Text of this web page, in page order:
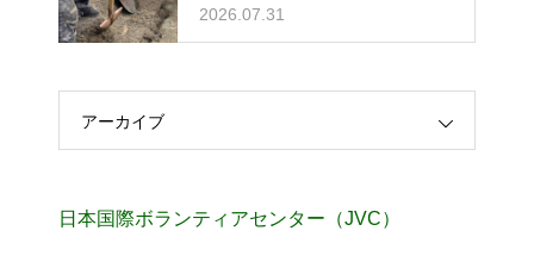
する
2026.07.31
アーカイブ
日本国際ボランティアセンター（JVC）